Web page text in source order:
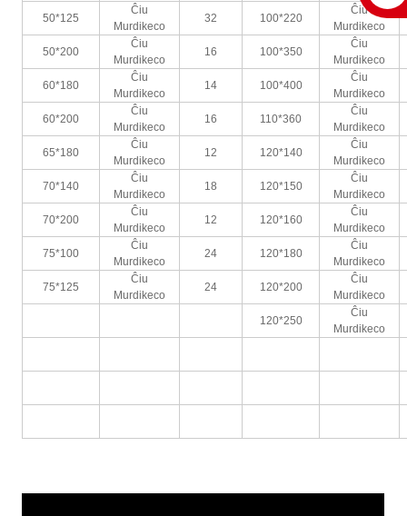
50*125
Ĉiu
Murdikeco
32 100*220
Ĉiu
Murdikeco
50*200
Ĉiu
Murdikeco
16 100*350
Ĉiu
Murdikeco
60*180
Ĉiu
Murdikeco
14 100*400
Ĉiu
Murdikeco
60*200
Ĉiu
Murdikeco
16 110*360
Ĉiu
Murdikeco
65*180
Ĉiu
Murdikeco
12 120*140
Ĉiu
Murdikeco
70*140
Ĉiu
Murdikeco
18 120*150
Ĉiu
Murdikeco
70*200
Ĉiu
Murdikeco
12 120*160
Ĉiu
Murdikeco
75*100
Ĉiu
Murdikeco
24 120*180
Ĉiu
Murdikeco
75*125
Ĉiu
Murdikeco
24 120*200
Ĉiu
Murdikeco
120*250
Ĉiu
Murdikeco